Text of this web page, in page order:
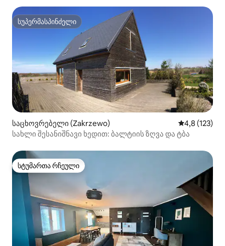
სუპერმასპინძელი
სუპერმასპინძელი
საცხოვრებელი (Zakrzewo) საშუალო
4,8 (123)
სახლი შესანიშნავი ხედით: ბალტიის ზღვა და ტბა
სტუმართა რჩეული
სტუმართა რჩეული